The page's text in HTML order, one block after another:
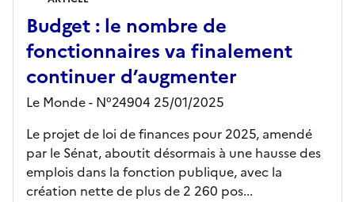
Budget : le nombre de
fonctionnaires va finalement
continuer d’augmenter
Le Monde - N°24904 25/01/2025
Le projet de loi de finances pour 2025, amendé
par le Sénat, aboutit désormais à une hausse des
emplois dans la fonction publique, avec la
création nette de plus de 2 260 pos...